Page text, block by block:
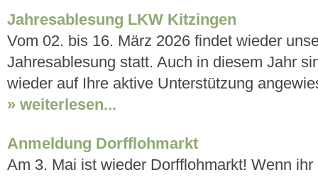
Jahresablesung LKW Kitzingen
Vom 02. bis 16. März 2026 findet wieder
Jahresablesung statt. Auch in diesem Jahr
wieder auf Ihre aktive Unterstützung
» weiterlesen...
Anmeldung Dorfflohmarkt
Am 3. Mai ist wieder Dorfflohmarkt! Wenn